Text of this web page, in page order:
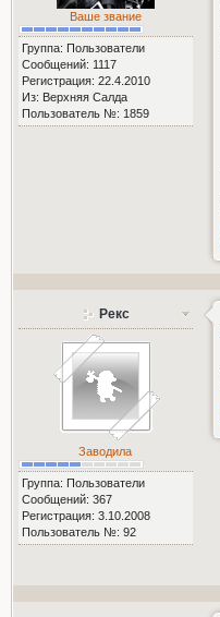
Ваше звание
Группа: Пользователи
Сообщений: 1117
Регистрация: 22.4.2010
Из: Верхняя Салда
Пользователь №: 1859
Рекс
Заводила
Группа: Пользователи
Сообщений: 367
Регистрация: 3.10.2008
Пользователь №: 92